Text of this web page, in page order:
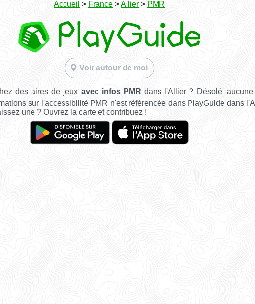
Accueil > France >Allier > PMR
Voir autour de moi
des aires de jeux avec infos PMR dans l'Allier ? Désolé, aucune
sur l'accessibilité PMR n'est référencée dans PlayGuide dans
une ? Ouvrez la carte et contribuez !